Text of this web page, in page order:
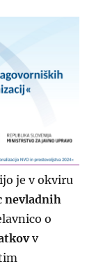
je v okviru
nevladnih
o
v